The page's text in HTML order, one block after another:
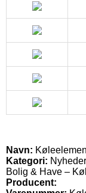
Navn:
Kategori:
Bolig & Have –
Producent: